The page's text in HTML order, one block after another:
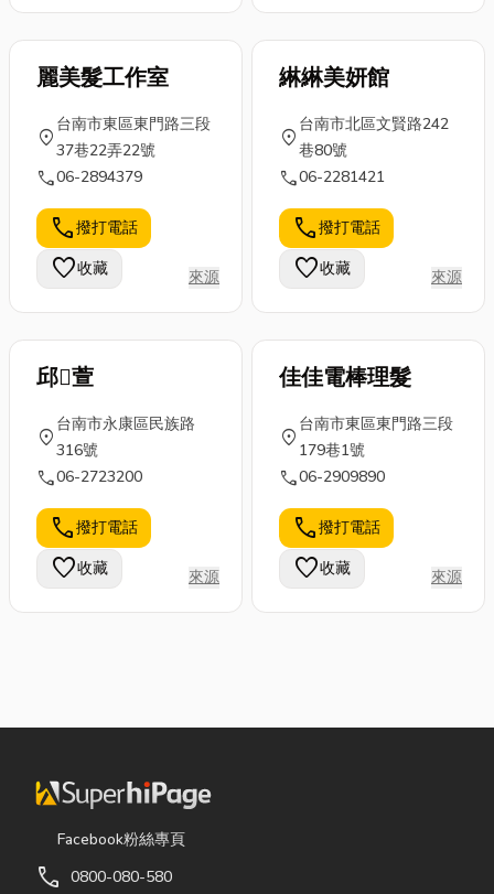
工作需求。...
果你想深入了
解...
麗美髮工作室
location_on
台南市東區東門路三段
37巷22弄22號
call06-2894379
call撥打電話
favorite收藏 來源
綝綝美妍館
location_on
台南市北區文賢路242
巷80號
call06-2281421
call撥打電話
favorite收藏 來源
邱萱
location_on
台南市永康區民族路
316號
call06-2723200
call撥打電話
favorite收藏 來源
佳佳電棒理髮
location_on
台南市東區東門路三段
179巷1號
call06-2909890
call撥打電話
favorite收藏 來源
Facebook粉絲專頁
call 0800-080-580